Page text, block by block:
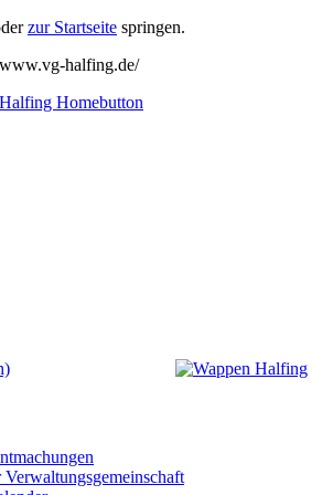
zur Startseite springen.
halfing.de/